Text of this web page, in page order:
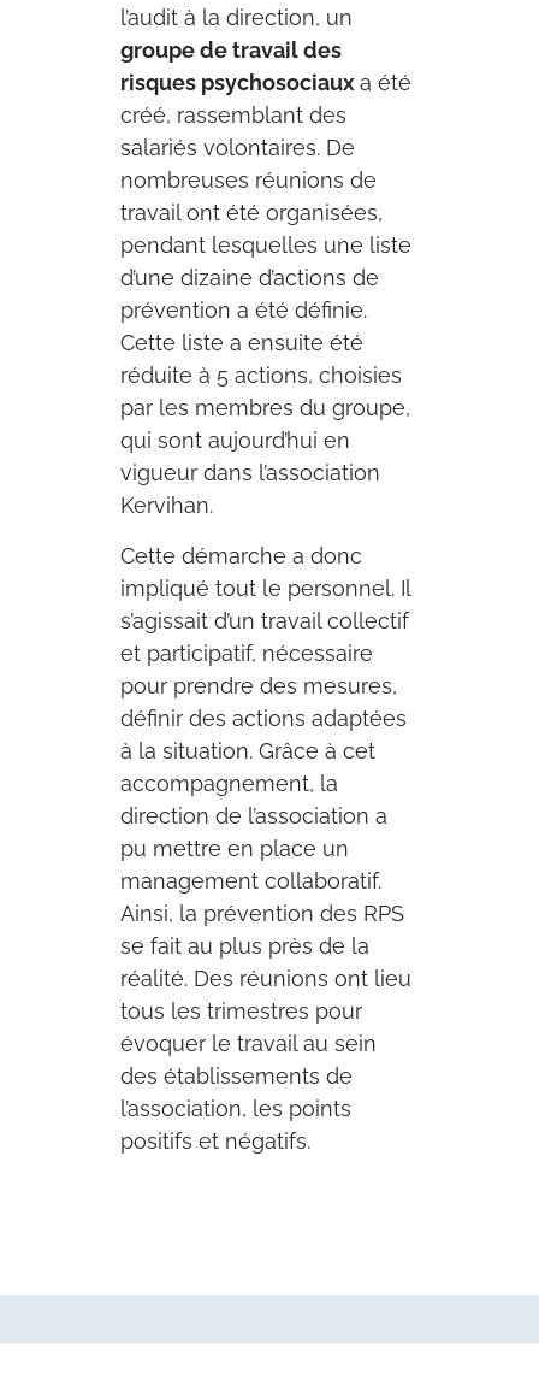
l’audit à la direction, un
groupe de travail des
risques psychosociauxa été
créé, rassemblant des
salariés volontaires. De
nombreuses réunions de
travail ont été organisées,
pendant lesquelles une liste
d’une dizaine d’actions de
prévention a été définie.
Cette liste a ensuite été
réduite à 5 actions, choisies
par les membres du groupe,
qui sont aujourd’hui en
vigueur dans l’association
Kervihan.
Cette démarche a donc
impliqué tout le personnel. Il
s’agissait d’un travail collectif
et participatif, nécessaire
pour prendre des mesures,
définir des actions adaptées
à la situation. Grâce à cet
accompagnement, la
direction de l’association a
pu mettre en place un
management collaboratif.
Ainsi, la prévention des RPS
se fait au plus près de la
réalité. Des réunions ont lieu
tous les trimestres pour
évoquer le travail au sein
des établissements de
l’association, les points
positifs et négatifs.